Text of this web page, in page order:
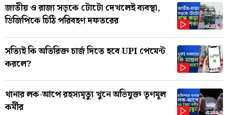
জাতীয় ও রাজ্য সড়কে টোটো দেখলেই ব্যবস্থা,
ডিজিপিকে চিঠি পরিবহণ দফতরের
সত্যিই কি অতিরিক্ত চার্জ দিতে হবে UPI পেমেন্ট
করলে?
থানার লক-আপে রহস্যমৃত্যু খুনে অভিযুক্ত তৃণমূল
কর্মীর